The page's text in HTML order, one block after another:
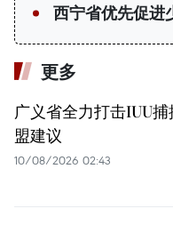
西宁省优先促进
更多
广义省全力打击IUU
盟建议
10/08/2026 02:43